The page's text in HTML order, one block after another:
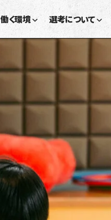
働く環境 選考について